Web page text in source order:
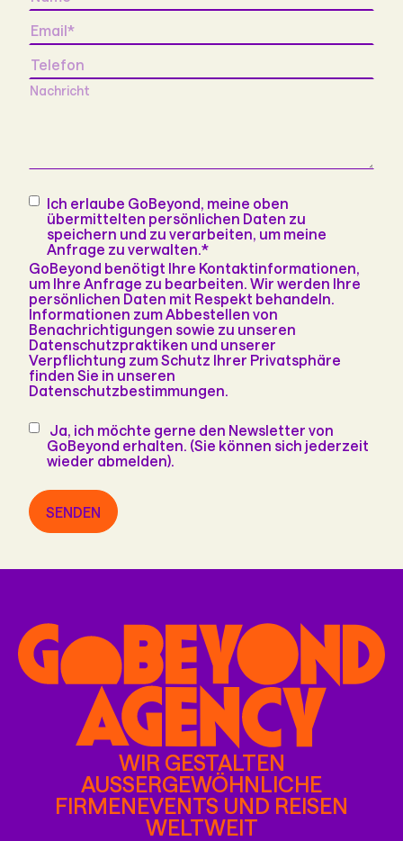
Email*
Telefon
Nachricht
Consent*
Ich erlaube GoBeyond, meine oben
übermittelten persönlichen Daten zu
speichern und zu verarbeiten, um meine
Anfrage zu verwalten.*
GoBeyond benötigt Ihre Kontaktinformationen,
um Ihre Anfrage zu bearbeiten. Wir werden Ihre
persönlichen Daten mit Respekt behandeln.
Informationen zum Abbestellen von
Benachrichtigungen sowie zu unseren
Datenschutzpraktiken und unserer
Verpflichtung zum Schutz Ihrer Privatsphäre
finden Sie in unseren
Datenschutzbestimmungen.
Newsletter
Ja, ich möchte gerne den Newsletter von
GoBeyond erhalten. (Sie können sich jederzeit
wieder abmelden).
SENDEN
WIR GESTALTEN
AUSSERGEWÖHNLICHE F
IRMENEVENTS UND REISEN W
ELTWEIT